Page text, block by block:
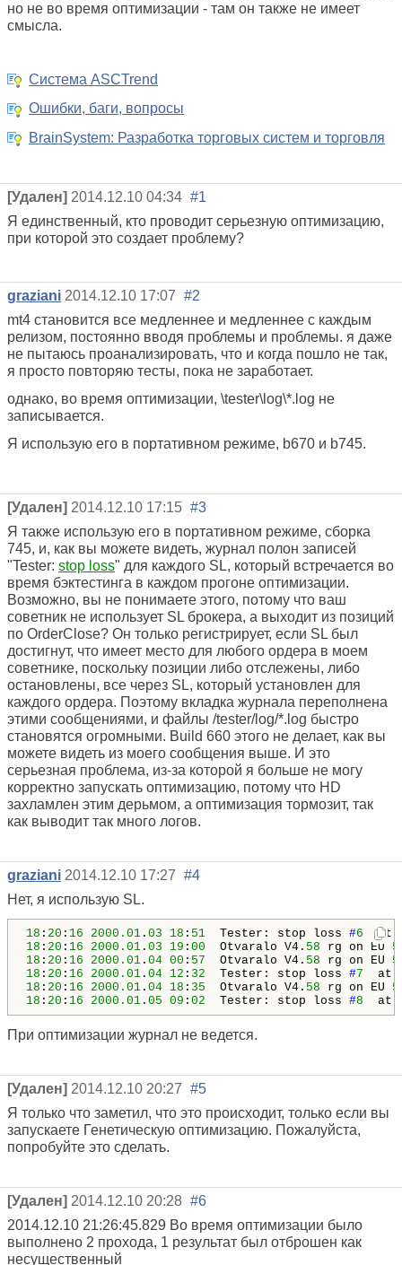
но не во время оптимизации - там он также не имеет
смысла.
Система ASCTrend
Ошибки, баги, вопросы
BrainSystem: Разработка торговых систем и торговля
[Удален] 2014.12.10 04:34 #1
Я единственный, кто проводит серьезную оптимизацию,
при которой это создает проблему?
graziani 2014.12.10 17:07 #2
mt4 становится все медленнее и медленнее с каждым
релизом, постоянно вводя проблемы и проблемы. я даже
не пытаюсь проанализировать, что и когда пошло не так,
я просто повторяю тесты, пока не заработает.
однако, во время оптимизации, \tester\log\*.log не
записывается.
Я использую его в портативном режиме, b670 и b745.
[Удален] 2014.12.10 17:15 #3
Я также использую его в портативном режиме, сборка
745, и, как вы можете видеть, журнал полон записей
"Tester: stop loss" для каждого SL, который встречается во
время бэктестинга в каждом прогоне оптимизации.
Возможно, вы не понимаете этого, потому что ваш
советник не использует SL брокера, а выходит из позиций
по OrderClose? Он только регистрирует, если SL был
достигнут, что имеет место для любого ордера в моем
советнике, поскольку позиции либо отслежены, либо
остановлены, все через SL, который установлен для
каждого ордера. Поэтому вкладка журнала переполнена
этими сообщениями, и файлы /tester/log/*.log быстро
становятся огромными. Build 660 этого не делает, как вы
можете видеть из моего сообщения выше. И это
серьезная проблема, из-за которой я больше не могу
корректно запускать оптимизацию, потому что HD
захламлен этим дерьмом, а оптимизация тормозит, так
как выводит так много логов.
graziani 2014.12.10 17:27 #4
Нет, я использую SL.
18 : 20 : 16 2000.01 . 03 18 : 51 Tester: stop loss #6 at
18 : 20 : 16 2000.01 . 03 19 : 00 Otvaralo V4. 58 rg on EU 5
18 : 20 : 16 2000.01 . 04 00 : 57 Otvaralo V4. 58 rg on EU 5
18 : 20 : 16 2000.01 . 04 12 : 32 Tester: stop loss #7 at
18 : 20 : 16 2000.01 . 04 18 : 35 Otvaralo V4. 58 rg on EU 5
18 : 20 : 16 2000.01 . 05 09 : 02 Tester: stop loss #8 at
При оптимизации журнал не ведется.
[Удален] 2014.12.10 20:27 #5
Я только что заметил, что это происходит, только если вы
запускаете Генетическую оптимизацию. Пожалуйста,
попробуйте это сделать.
[Удален] 2014.12.10 20:28 #6
2014.12.10 21:26:45.829 Во время оптимизации было
выполнено 2 прохода, 1 результат был отброшен как
несущественный